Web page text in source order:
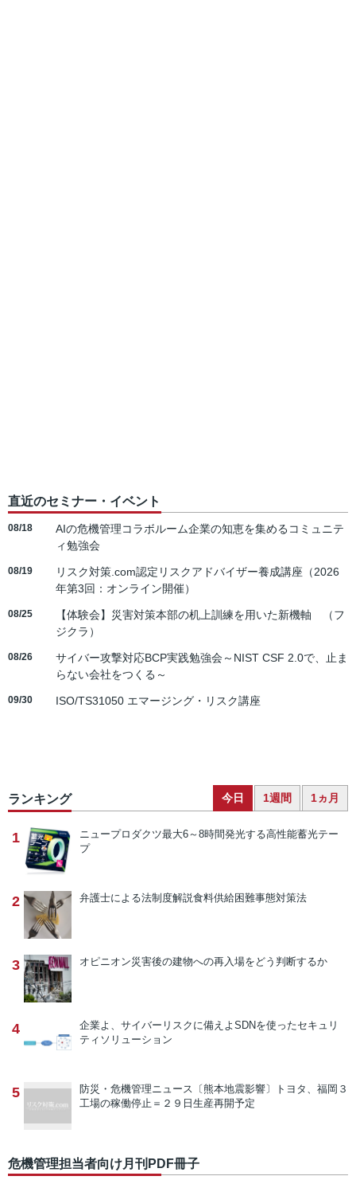
直近のセミナー・イベント
08/18
AIの危機管理コラボルーム企業の知恵を集めるコミュニテ
ィ勉強会
08/19
リスク対策.com認定リスクアドバイザー養成講座（2026
年第3回：オンライン開催）
08/25
【体験会】災害対策本部の机上訓練を用いた新機軸 （フ
ジクラ）
08/26
サイバー攻撃対応BCP実践勉強会～NIST CSF 2.0で、止ま
らない会社をつくる～
09/30 ISO/TS31050 エマージング・リスク講座
ランキング 今日 1週間 1ヵ月
1 ニュープロダクツ最大6～8時間発光する高性能蓄光テー
プ
2 弁護士による法制度解説食料供給困難事態対策法
3 オピニオン災害後の建物への再入場をどう判断するか
4 企業よ、サイバーリスクに備えよ SDNを使ったセキュリ
ティソリューション
5 防災・危機管理ニュース 〔熊本地震影響〕トヨタ、福岡３
工場の稼働停止＝２９日生産再開予定
危機管理担当者向け月刊PDF冊子